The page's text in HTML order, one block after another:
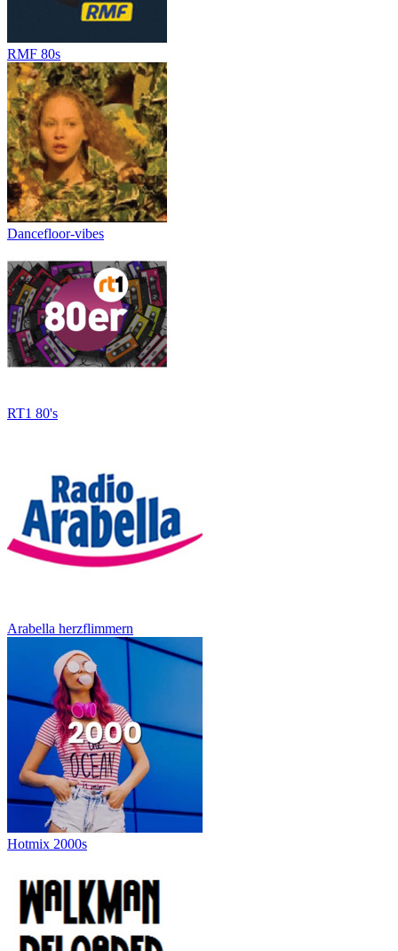
RMF 80s
Dancefloor-vibes
RT1 80's
Arabella herzflimmern
Hotmix 2000s